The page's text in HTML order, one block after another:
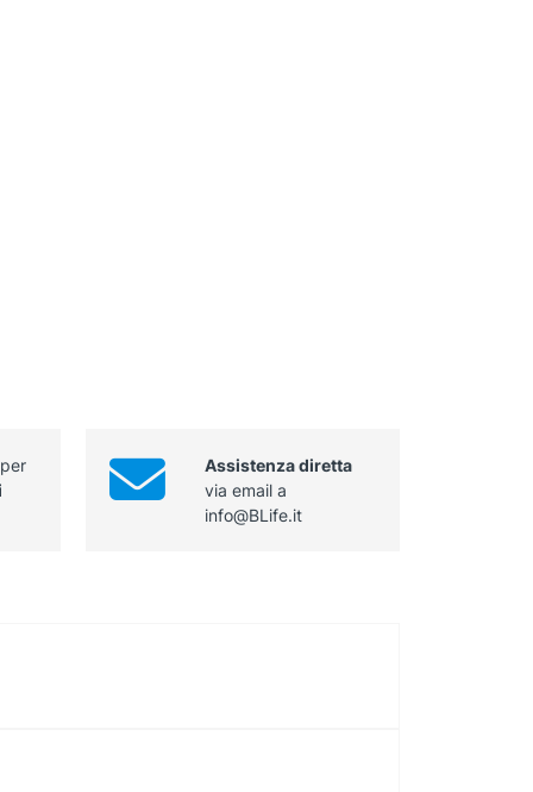
Assistenza diretta
via email a
info@BLife.it